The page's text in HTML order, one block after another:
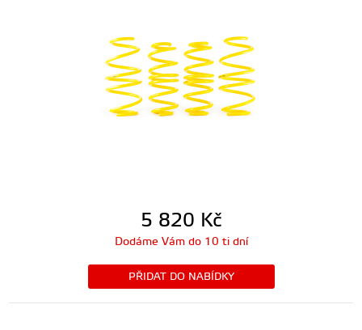
5 820 Kč
Dodáme Vám do 10 ti dní
PŘIDAT DO NABÍDKY